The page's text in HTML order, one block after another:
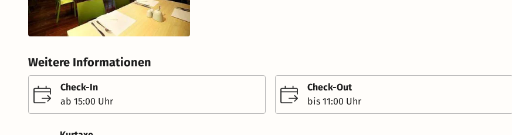
Weitere Informationen
Check-In
ab 15:00 Uhr
Check-Out
bis 11:00 Uhr